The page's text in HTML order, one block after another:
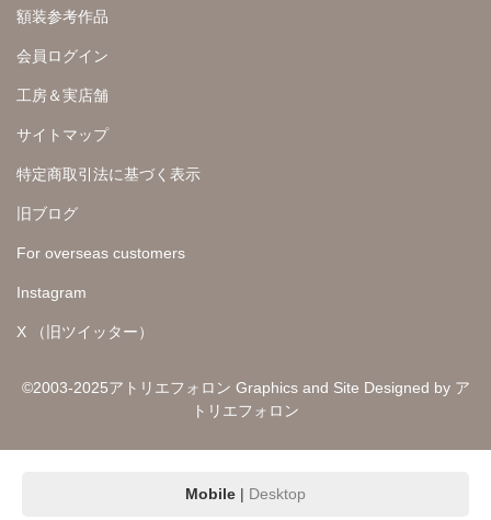
額装参考作品
会員ログイン
工房＆実店舗
サイトマップ
特定商取引法に基づく表示
旧ブログ
For overseas customers
Instagram
X （旧ツイッター）
©2003-2025アトリエフォロン Graphics and Site Designed by ア
トリエフォロン
Mobile | Desktop